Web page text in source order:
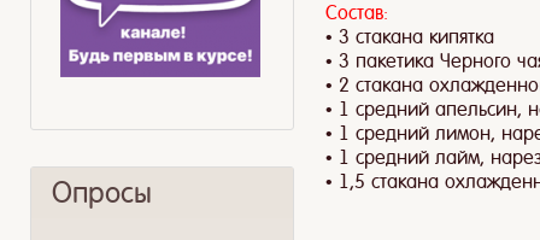
Опросы
Состав:
• 3 стакана кипятка
• 3 пакетика Черного
• 2 стакана
• 1 средний апельсин,
• 1 средний лимон,
• 1 средний лайм,
• 1,5 стакана